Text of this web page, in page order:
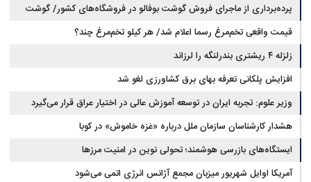
پرده‌برداری از ماجرای فروش گوشت بوفالو در فروشگاه‌های کشور/ گوشت
بوفالو از کجا وارد می‌شود؟/ هر کیلو بوفالو با چه قیمتی به فروش می‌رود؟
قیمت واقعی تخم‌مرغ رسما اعلام شد/ هر کیلو تخم‌مرغ چند؟
زلزله ۴ ریشتری بندرلنگه را لرزاند
افزایش پلکانی تعرفه بهای برق کشاورزی لغو شد
وزیر علوم: تجربه ایران در توسعه آموزش عالی در اختیار عراق قرار می‌گیرد
هشدار کارشناسان سازمان ملل درباره «غزه‌ خاموش» در کوبا
ایستگاه‌های بازرسی هوشمند؛ تحولی نوین در امنیت مرزها
آمریکا اوایل شهریور میزبان مجمع آژانس انرژی اتمی می‌شود